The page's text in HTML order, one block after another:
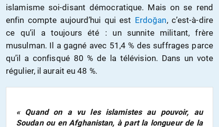
islamisme soi-disant démocratique. Mais on se rend
enfin compte aujourd’hui qui est Erdoğan, c’est-à-dire
ce qu’il a toujours été : un sunnite militant, frère
musulman. Il a gagné avec 51,4 % des suffrages parce
qu’il a confisqué 80 % de la télévision. Dans un vote
régulier, il aurait eu 48 %.
« Quand on a vu les islamistes au pouvoir, au
Soudan ou en Afghanistan, à part la longueur de la